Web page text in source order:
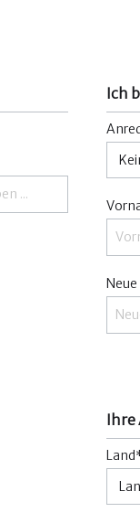
Ich
Ihre